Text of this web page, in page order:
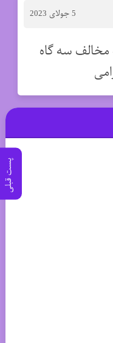
پست قبلی
5 جولای 2023
مخالف سه گاه